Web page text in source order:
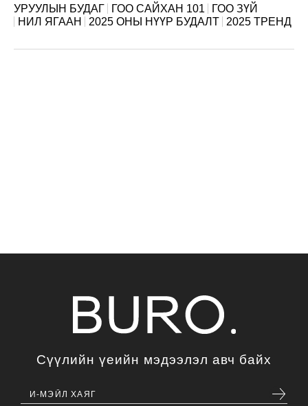
УРУУЛЫН БУДАГ ГОО САЙХАН 101
ГОО ЗҮЙ
НИЛ ЯГААН
2025 ОНЫ НҮҮР БУДАЛТ 2025 ТРЕНД
Сүүлийн үеийн мэдээлэл авч байх